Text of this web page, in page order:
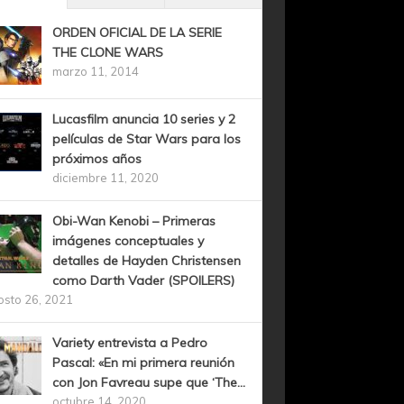
ORDEN OFICIAL DE LA SERIE
THE CLONE WARS
marzo 11, 2014
Lucasfilm anuncia 10 series y 2
películas de Star Wars para los
próximos años
diciembre 11, 2020
Obi-Wan Kenobi – Primeras
imágenes conceptuales y
detalles de Hayden Christensen
como Darth Vader (SPOILERS)
26, 2021
Variety entrevista a Pedro
Pascal: «En mi primera reunión
con Jon Favreau supe que ‘The...